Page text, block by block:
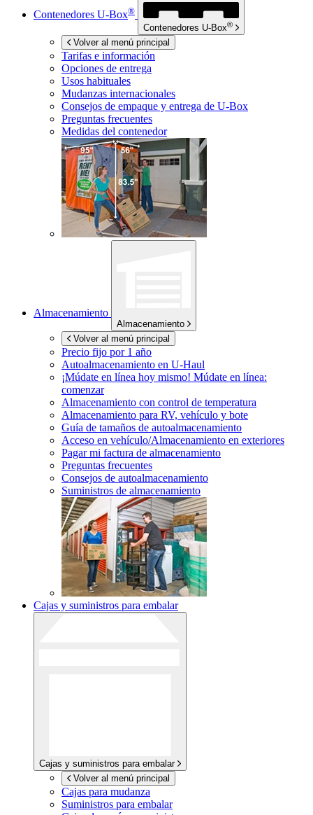
Contenedores U-Box®
Contenedores U-Box®
Volver al menú principal
Tarifas e información
Opciones de entrega
Usos habituales
Mudanzas internacionales
Consejos de empaque y entrega de U-Box
Preguntas frecuentes
Medidas del contenedor
Almacenamiento
Almacenamiento
Volver al menú principal
Precio fijo por 1 año
Autoalmacenamiento en U-Haul
¡Múdate en línea hoy mismo! Múdate en línea:
comenzar
Almacenamiento con control de temperatura
Almacenamiento para RV, vehículo y bote
Guía de tamaños de autoalmacenamiento
Acceso en vehículo/Almacenamiento en exteriores
Pagar mi factura de almacenamiento
Preguntas frecuentes
Consejos de autoalmacenamiento
Suministros de almacenamiento
Cajas y suministros para embalar
Cajas y suministros para embalar
Volver al menú principal
Cajas para mudanza
Suministros para embalar